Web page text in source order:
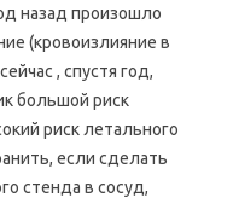
назад произошло
(кровоизлияние в
, спустя год,
большой риск
риск летального
если сделать
стенда в сосуд,